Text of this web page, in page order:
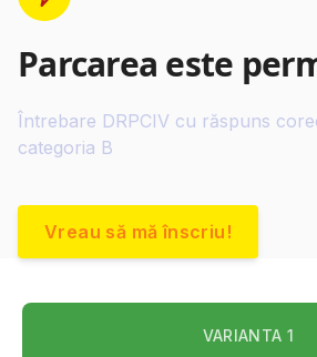
Parcarea este
Întrebare DRPCIV cu răspuns
categoria B
Vreau să mă înscriu!
VARIANTA 1